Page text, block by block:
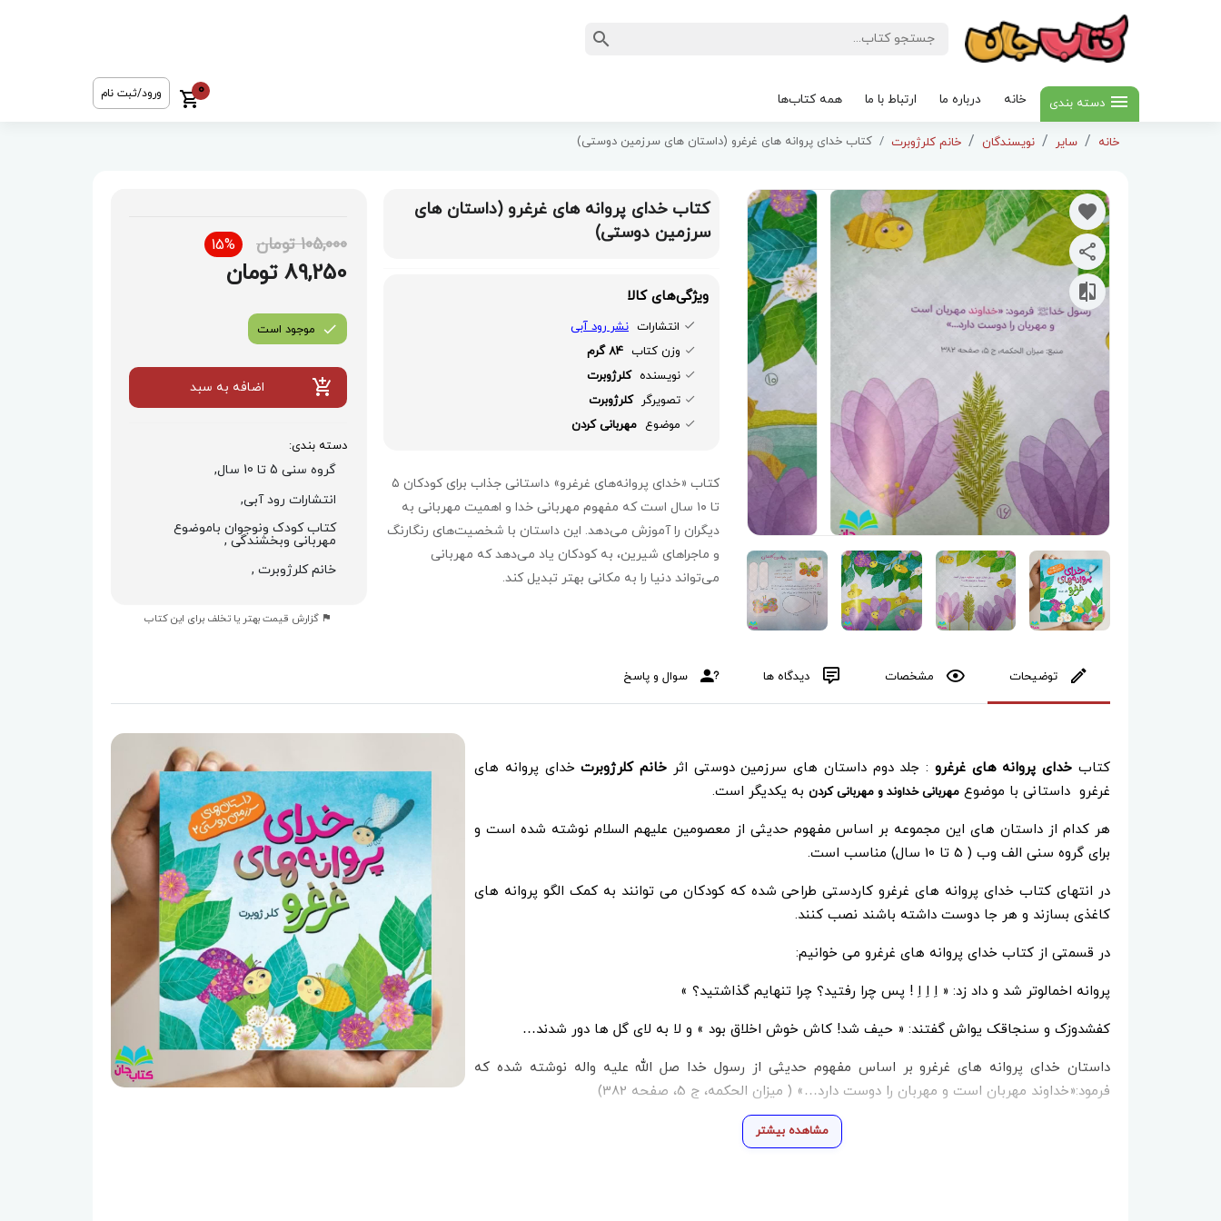
دسته بندی خانه درباره ما ارتباط با ما همه کتاب‌ها
0 ورود/ثبت نام
خانه سایر نویسندگان خانم کلرژوبرت کتاب خدای پروانه های غرغرو (داستان های سرزمین دوستی)
کتاب خدای پروانه های غرغرو (داستان های
سرزمین دوستی)
ویژگی‌های کالا
انتشارات نشر رود آبی
وزن کتاب 84 گرم
نویسنده کلرژوبرت
تصویرگر کلرژوبرت
موضوع مهربانی کردن
کتاب «خدای پروانه‌های غرغرو» داستانی جذاب برای کودکان ۵
تا ۱۰ سال است که مفهوم مهربانی خدا و اهمیت مهربانی به
دیگران را آموزش می‌دهد. این داستان با شخصیت‌های رنگارنگ
و ماجراهای شیرین، به کودکان یاد می‌دهد که مهربانی
می‌تواند دنیا را به مکانی بهتر تبدیل کند.
105,000 تومان 15%
89,250 تومان
موجود است
اضافه به سبد
دسته بندی:
گروه سنی 5 تا 10 سال,
انتشارات رود آبی,
کتاب کودک ونوجوان باموضوع
مهربانی وبخشندگی ,
خانم کلرژوبرت ,
گزارش قیمت بهتر یا تخلف برای این کتاب
توضیحات مشخصات دیدگاه ها سوال و پاسخ
کتابخدای پروانه های غرغرو : جلد دوم داستان های سرزمین دوستی اثر خانم کلرژوبرتخدای پروانه های
غرغرو داستانی با موضوع مهربانی خداوند و مهربانی کردن به یکدیگر است.
هر کدام از داستان های این مجموعه بر اساس مفهوم حدیثی از معصومین علیهم السلام نوشته شده است و
برای گروه سنی الف وب ( 5 تا 10 سال) مناسب است.
در انتهای کتاب خدای پروانه های غرغرو کاردستی طراحی شده که کودکان می توانند به کمک الگو پروانه های
کاغذی بسازند و هر جا دوست داشته باشند نصب کنند.
در قسمتی از کتاب خدای پروانه های غرغرو می خوانیم:
پروانه اخمالوتر شد و داد زد: « اِ اِ اِ ! پس چرا رفتید؟ چرا تنهایم گذاشتید؟ »
کفشدوزک و سنجاقک یواش گفتند: « حیف شد! کاش خوش اخلاق بود » و لا به لای گل ها دور شدند…
داستان خدای پروانه های غرغرو بر اساس مفهوم حدیثی از رسول خدا صل الله علیه واله نوشته شده که
فرمود:«خداوند مهربان است و مهربان را دوست دارد…» ( میزان الحکمه، ج 5، صفحه 382)
مشاهده بیشتر